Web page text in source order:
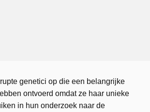
genetici op die een belangrijke
ontvoerd omdat ze haar unieke
in hun onderzoek naar de